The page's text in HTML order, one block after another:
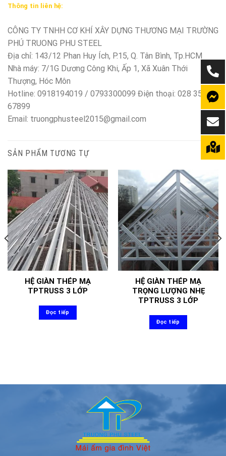
Thông tin liên hệ:
CÔNG TY TNHH CƠ KHÍ XÂY DỰNG THƯƠNG MẠI TRƯỜNG
PHÚ TRUONG PHU STEEL
Địa chỉ: 143/12 Phan Huy Ích, P.15, Q. Tân Bình, Tp.HCM
Nhà máy: 7/1G Dương Công Khi, Ấp 1, Xã Xuân Thới
Thượng, Hóc Môn
Hotline: 0918194019 / 0793300099 Điện thoại: 028 350
67899
Email: truongphusteel2015@gmail.com
SẢN PHẨM TƯƠNG TỰ
HỆ GIÀN THÉP MẠ
TPTRUSS 3 LỚP
Đọc tiếp
HỆ GIÀN THÉP MẠ
TRỌNG LƯỢNG NHẸ
TPTRUSS 3 LỚP
Đọc tiếp